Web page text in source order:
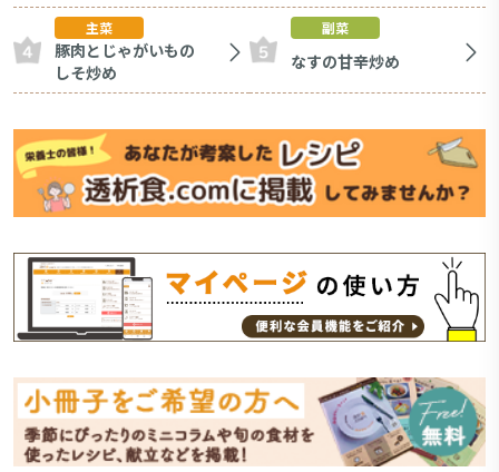
主菜
豚肉とじゃがいもの
しそ炒め
副菜
なすの甘辛炒め